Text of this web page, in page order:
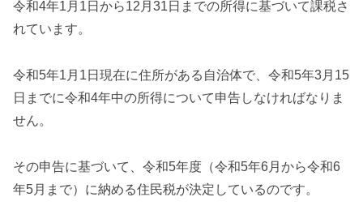
令和4年1月1日から12月31日までの所得に基づいて課税さ
れています。
令和5年1月1日現在に住所がある自治体で、令和5年3月15
日までに令和4年中の所得について申告しなければなりま
せん。
その申告に基づいて、令和5年度（令和5年6月から令和6
年5月まで）に納める住民税が決定しているのです。